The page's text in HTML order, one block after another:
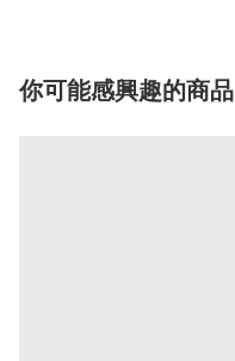
你可能感興趣的商品